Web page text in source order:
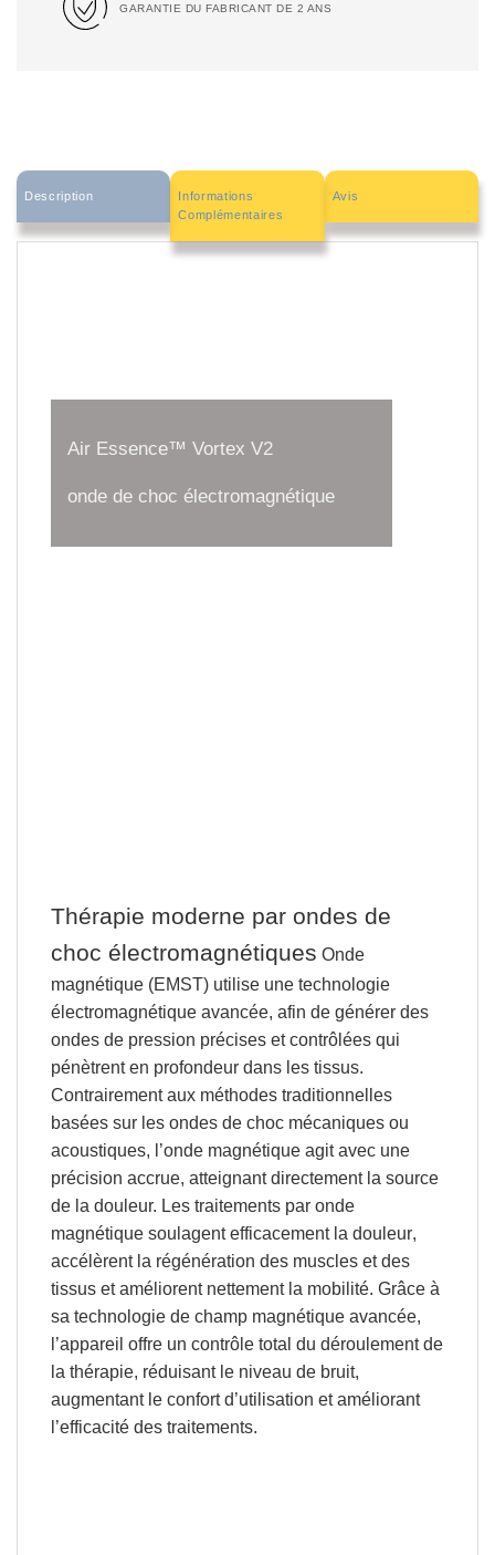
GARANTIE DU FABRICANT DE 2 ANS
Description
Informations
Complémentaires
Avis
Air Essence™ Vortex V2
onde de choc électromagnétique
Thérapie moderne par ondes de
choc électromagnétiques Onde
magnétique (EMST) utilise une technologie
électromagnétique avancée, afin de générer des
ondes de pression précises et contrôlées qui
pénètrent en profondeur dans les tissus.
Contrairement aux méthodes traditionnelles
basées sur les ondes de choc mécaniques ou
acoustiques, l’onde magnétique agit avec une
précision accrue, atteignant directement la source
de la douleur. Les traitements par onde
magnétique soulagent efficacement la douleur,
accélèrent la régénération des muscles et des
tissusetaméliorent nettement la mobilité. Grâce à
sa technologie de champ magnétique avancée,
l’appareil offre un contrôle total du déroulement de
la thérapie, réduisant le niveau de bruit,
augmentant le confort d’utilisation et améliorant
l’efficacité des traitements.